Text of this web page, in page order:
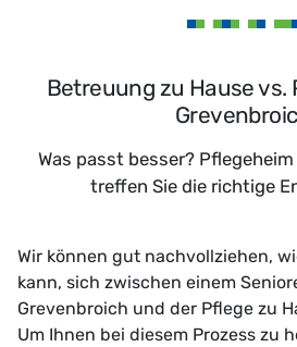
Betreuung zu Hause vs.
Was passt besser?
treffen Sie die richtige
Wir können gut nachvollziehen,
kann, sich zwischen einem
Grevenbroich und der Pflege zu
Um Ihnen bei diesem Prozess zu